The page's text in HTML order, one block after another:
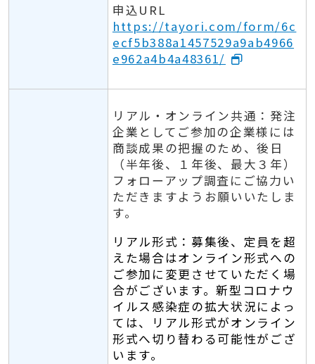
申込URL
https://tayori.com/form/6c
ecf5b388a1457529a9ab4966
e962a4b4a48361/
リアル・オンライン共通：発注
企業としてご参加の企業様には
商談成果の把握のため、後日
（半年後、１年後、最大３年）
フォローアップ調査にご協力い
ただきますようお願いいたしま
す。
リアル形式：募集後、定員を超
えた場合はオンライン形式への
ご参加に変更させていただく場
合がございます。新型コロナウ
イルス感染症の拡大状況によっ
ては、リアル形式がオンライン
形式へ切り替わる可能性がござ
います。